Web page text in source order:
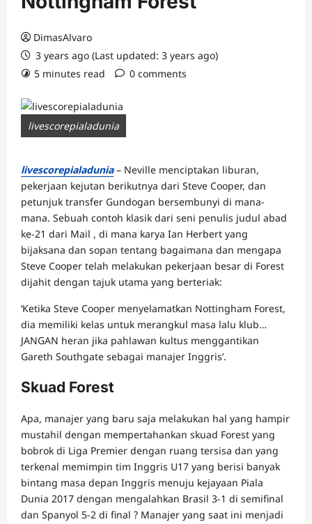
DimasAlvaro
3 years ago (Last updated: 3 years ago)
5 minutes read
0 comments
livescorepialadunia
livescorepialadunia– Neville menciptakan liburan,
pekerjaan kejutan berikutnya dari Steve Cooper, dan
petunjuk transfer Gundogan bersembunyi di mana-
mana. Sebuah contoh klasik dari seni penulis judul abad
ke-21 dari Mail , di mana karya Ian Herbert yang
bijaksana dan sopan tentang bagaimana dan mengapa
Steve Cooper telah melakukan pekerjaan besar di Forest
dijahit dengan tajuk utama yang berteriak:
‘Ketika Steve Cooper menyelamatkan Nottingham Forest,
dia memiliki kelas untuk merangkul masa lalu klub…
JANGAN heran jika pahlawan kultus menggantikan
Gareth Southgate sebagai manajer Inggris’.
Skuad Forest
Apa, manajer yang baru saja melakukan hal yang hampir
mustahil dengan mempertahankan skuad Forest yang
bobrok di Liga Premier dengan ruang tersisa dan yang
terkenal memimpin tim Inggris U17 yang berisi banyak
bintang masa depan Inggris menuju kejayaan Piala
Dunia 2017 dengan mengalahkan Brasil 3-1 di semifinal
dan Spanyol 5-2 di final ? Manajer yang saat ini menjadi